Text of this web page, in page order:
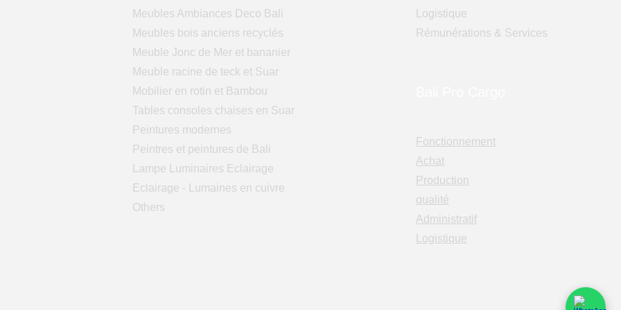
Meubles Ambiances Deco Bali
Meubles bois anciens recyclés
Meuble Jonc de Mer et bananier
Meuble racine de teck et Suar
Mobilier en rotin et Bambou
Tables consoles chaises en Suar
Peintures modernes
Peintres et peintures de Bali
Lampe Luminaires Eclairage
Eclairage - Lumaines en cuivre
Others
Logistique
Rémunérations & Services
Fonctionnement
Achat
Production
qualité
Administratif
Logistique